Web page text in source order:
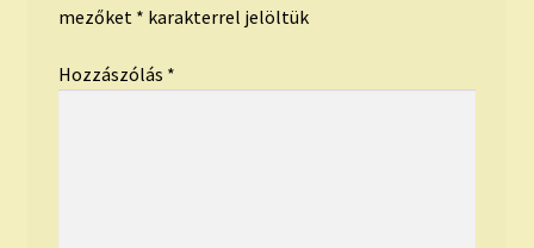
mezőket * karakterrel jelöltük
Hozzászólás *